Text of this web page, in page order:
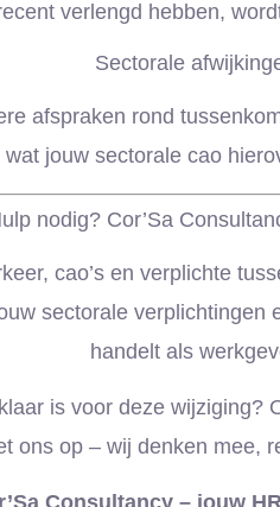
verlengd hebben,
Sectorale
afspraken rond
wat jouw sectorale cao
nodig? Cor’Sa
cao’s en verplichte
sectorale verplichtingen
handelt als
is voor deze wijziging?
ons op – wij denken mee,